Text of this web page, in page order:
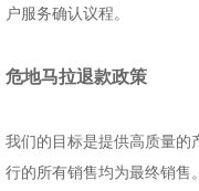
户服务确认议程。
危地马拉退款政策
我们的目标是提供高质量
行的所有销售均为最终销售